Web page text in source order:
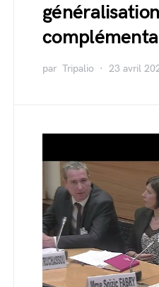
par Tripalio 23 avril